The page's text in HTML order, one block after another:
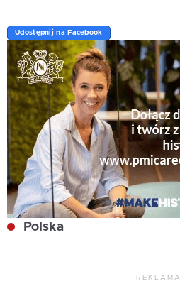
Udostępnij na Facebook
Polska
REKLAMA